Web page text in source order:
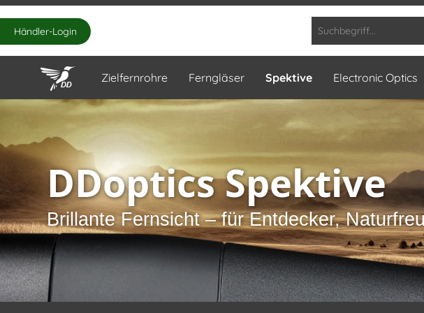
Händler-Login
Zielfernrohre Ferngläser Spektive Electronic Optics
DDoptics Spektive
Brillante Fernsicht – für Entdecker,